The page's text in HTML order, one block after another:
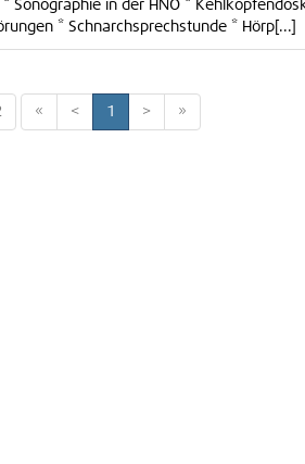
Sonographie in der HNO *
* Schnarchsprechstunde * Hörp[...]
« < 1 > »